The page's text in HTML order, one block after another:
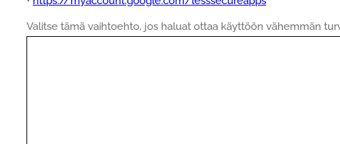
Valitse tämä vaihtoehto, jos haluat ottaa käyttöön vähemmän